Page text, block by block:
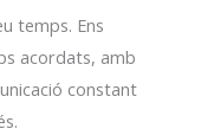
temps. Ens
acordats, amb
constant